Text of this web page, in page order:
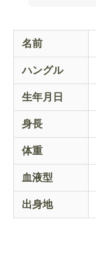
名前
ハングル
生年月日
身長
体重
血液型
出身地